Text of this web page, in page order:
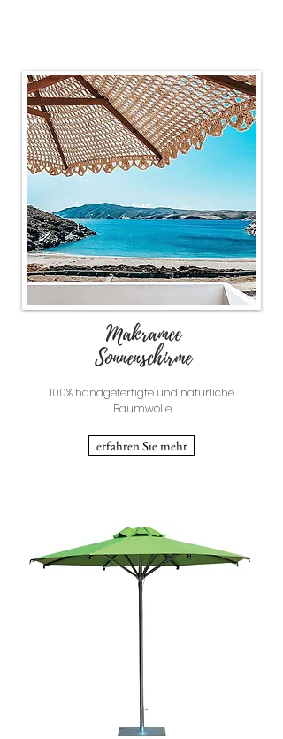
Makramee
Sonnenschirme
100% handgefertigte und natürliche
Baumwolle
erfahren Sie mehr